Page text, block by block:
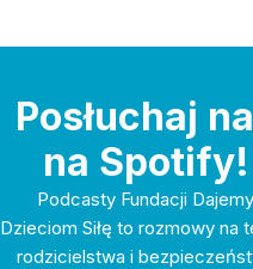
Posłuchaj
na Spotify!
Podcasty Fundacji Dajemy
Dzieciom Siłę to rozmowy na
rodzicielstwa i